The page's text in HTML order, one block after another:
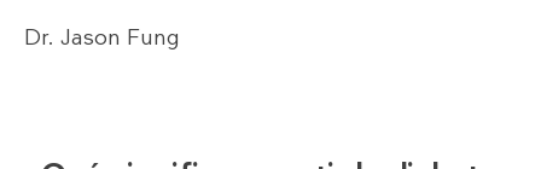
Dr. Jason Fung